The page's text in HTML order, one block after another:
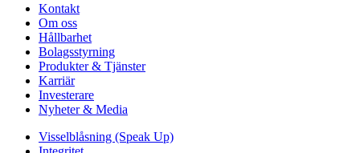
Kontakt
Om oss
Hållbarhet
Bolagsstyrning
Produkter & Tjänster
Karriär
Investerare
Nyheter & Media
Visselblåsning (Speak Up)